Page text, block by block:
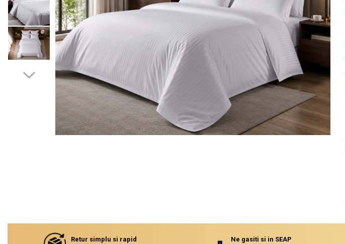
Pritectii saltele Matlasate
Cearsafuri si Fete de Perne
Fete de masa
Retur simplu si rapid Ne gasiti si in SEAP